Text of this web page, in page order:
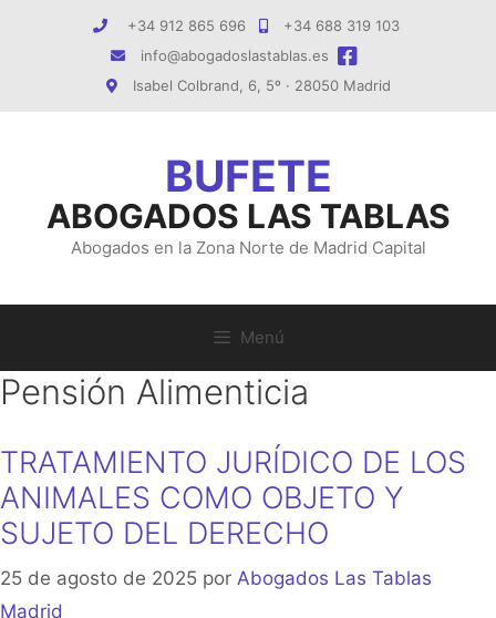
+34 912 865 696
+34 688 319 103
info@abogadoslastablas.es
Isabel Colbrand, 6, 5º · 28050 Madrid
ABOGADOS LAS TABLAS
Abogados en la Zona Norte de Madrid Capital
Menú
Pensión Alimenticia
TRATAMIENTO JURÍDICO DE LOS
ANIMALES COMO OBJETO Y
SUJETO DEL DERECHO
25 de agosto de 2025 por Abogados Las Tablas
Madrid